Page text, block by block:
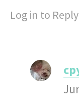
Log in to Reply